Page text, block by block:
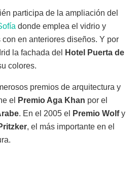
participa de la ampliación del
donde emplea el vidrio y
en anteriores diseños. Y por
la fachada del
Hotel Puerta de
colores.
premios de arquitectura y
el
Premio Aga Khan por el
. En el 2005 el Premio Wolfy
, el más importante en el